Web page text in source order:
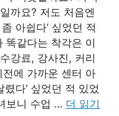
까요? 저도 처음엔
아쉽다’ 싶었던 적
똑같다는 착각은 이
강료, 강사진, 커리
에 가까운 센터 아
다’ 싶었던 적 있었
보니 수업 … 더 읽기